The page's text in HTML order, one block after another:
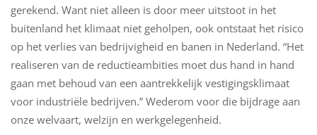
gerekend. Want niet alleen is door meer uitstoot in het
buitenland het klimaat niet geholpen, ook ontstaat het risico
op het verlies van bedrijvigheid en banen in Nederland. “Het
realiseren van de reductieambities moet dus hand in hand
gaan met behoud van een aantrekkelijk vestigingsklimaat
voor industriële bedrijven.” Wederom voor die bijdrage aan
onze welvaart, welzijn en werkgelegenheid.